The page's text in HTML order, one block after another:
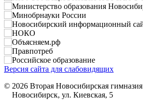
Версия сайта для слабовидящих
© 2026 Вторая Новосибирская гимназия
Новосибирск, ул. Киевская, 5